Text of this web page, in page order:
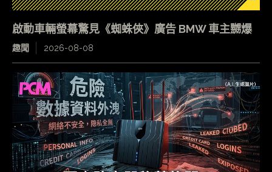
啟動車輛螢幕驚見《蜘蛛俠》廣告 BMW 車主嬲爆
趣聞 2026-08-08